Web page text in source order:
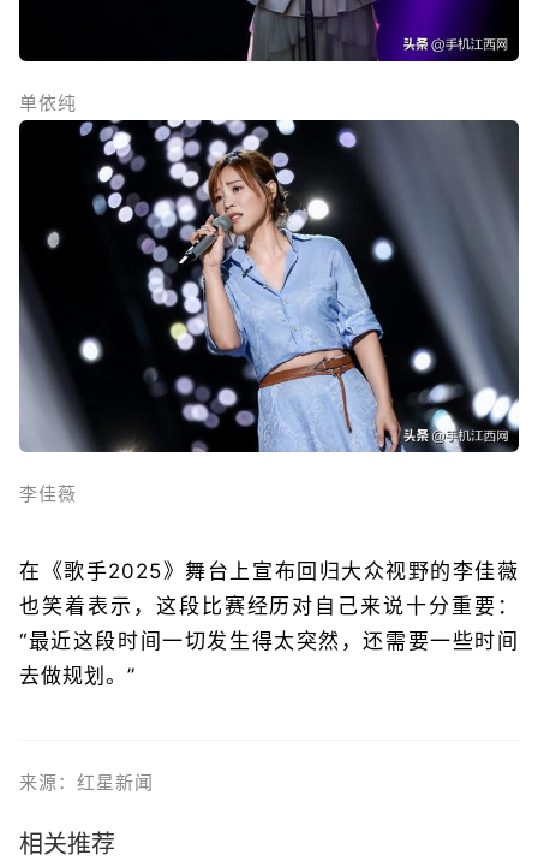
单依纯
李佳薇
在《歌手2025》舞台上宣布回归大众视野的李佳薇
也笑着表示，这段比赛经历对自己来说十分重要：
“最近这段时间一切发生得太突然，还需要一些时间
去做规划。”
来源：红星新闻
相关推荐